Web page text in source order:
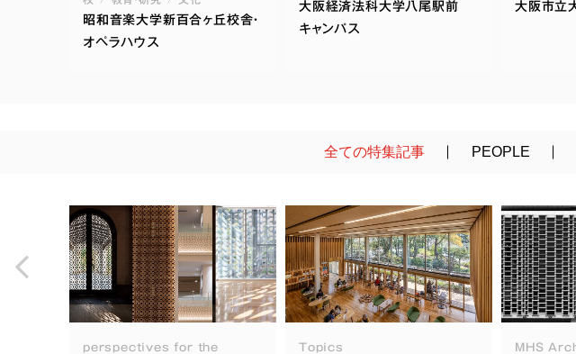
昭和音楽大学新百合ヶ丘校舎・
オペラハウス
大阪経済法科大学八尾駅前
キャンパス
大阪市立
全ての特集記事 PEOPLE
perspectives for the
Topics MHS